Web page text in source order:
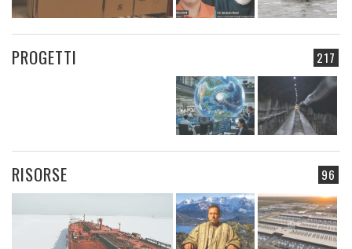
217
PROGETTI
96
RISORSE